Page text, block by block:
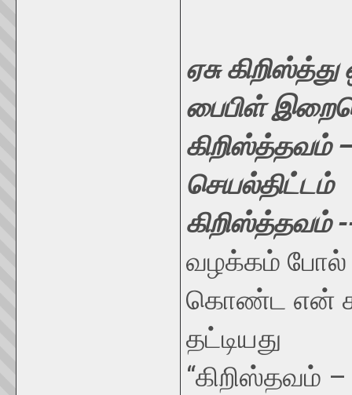
ஏசு
பைபிள்
கிறிஸ்த்தவம்
செயல்திட்டம்
கிறிஸ்த்தவம்
வழக்கம் போல்
கொண்ட என்
தட்டியது
“கிறிஸ்தவம்